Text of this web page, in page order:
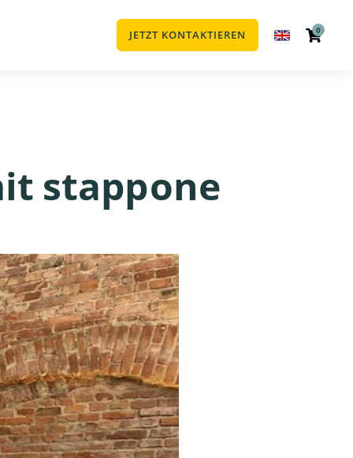
JETZT KONTAKTIEREN 0
stapp one